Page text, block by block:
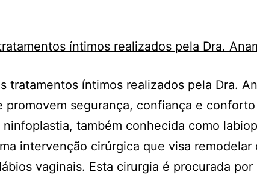
tratamentos íntimos realizados pela Dra.
promovem segurança, confiança e conforto
também conhecida como
intervenção cirúrgica que visa remodelar
vaginais. Esta cirurgia é procurada por